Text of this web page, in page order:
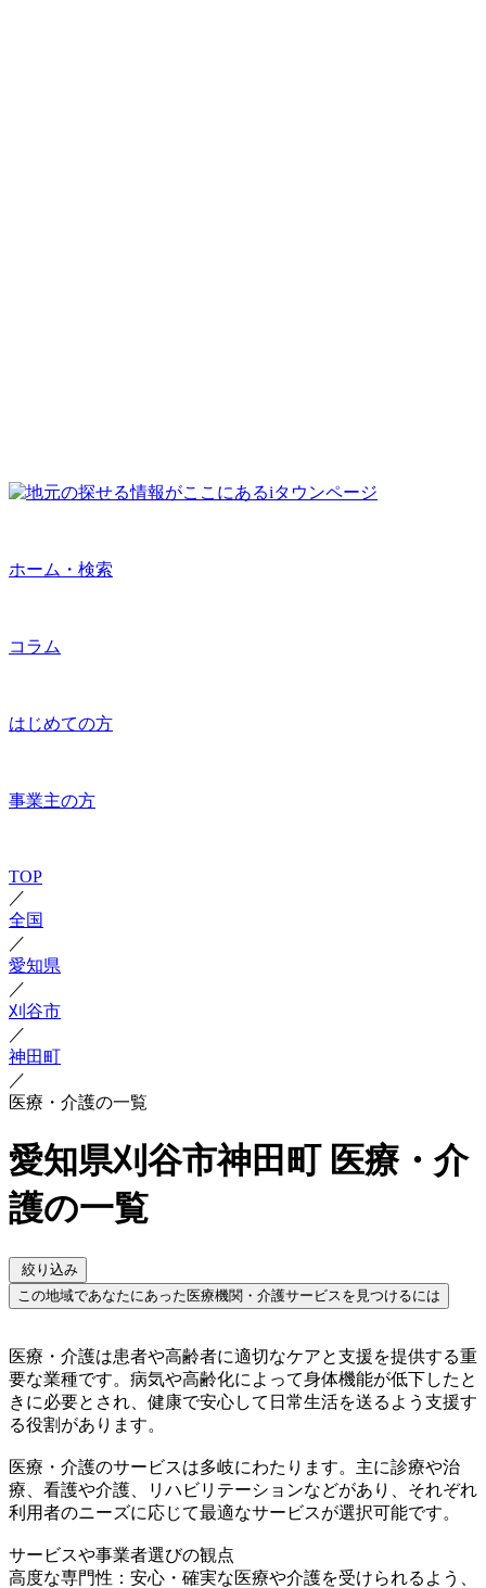
ホーム・検索
コラム
はじめての方
事業主の方
TOP
／
全国
／
愛知県
／
刈谷市
／
神田町
／
医療・介護の一覧
愛知県刈谷市神田町 医療・介
護の一覧
絞り込み
この地域であなたにあった医療機関・介護サービスを見つけるには
医療・介護は患者や高齢者に適切なケアと支援を提供する重
要な業種です。病気や高齢化によって身体機能が低下したと
きに必要とされ、健康で安心して日常生活を送るよう支援す
る役割があります。
医療・介護のサービスは多岐にわたります。主に診療や治
療、看護や介護、リハビリテーションなどがあり、それぞれ
利用者のニーズに応じて最適なサービスが選択可能です。
サービスや事業者選びの観点
高度な専門性：安心・確実な医療や介護を受けられるよう、